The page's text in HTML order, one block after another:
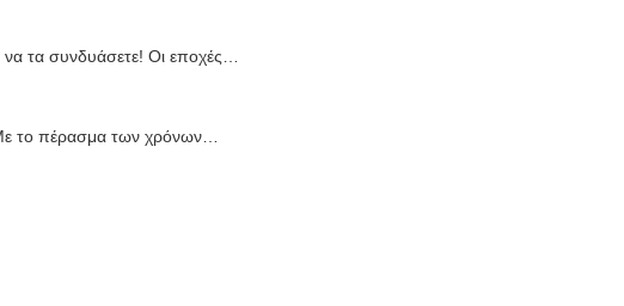
τα συνδυάσετε! Οι εποχές…
το πέρασμα των χρόνων…